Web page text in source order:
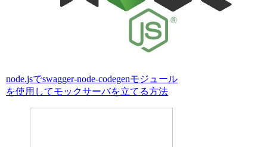
node.jsでswagger-node-codegenモジュール
を使用してモックサーバを立てる方法